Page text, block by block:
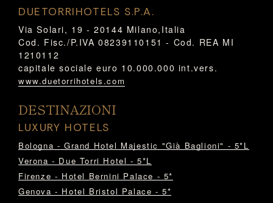
DUETORRIHOTELS S.P.A.
Via Solari, 19 - 20144 Milano,Italia
Cod. Fisc./P.IVA 08239110151 - Cod. REA MI
1210112
capitale sociale euro 10.000.000 int.vers.
www.duetorrihotels.com
DESTINAZIONI
LUXURY HOTELS
Bologna - Grand Hotel Majestic "Già Baglioni" - 5*L
Verona - Due Torri Hotel - 5*L
Firenze - Hotel Bernini Palace - 5*
Genova - Hotel Bristol Palace - 5*